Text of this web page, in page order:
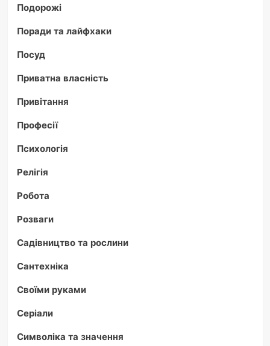
Подорожі
Поради та лайфхаки
Посуд
Приватна власність
Привітання
Професії
Психологія
Релігія
Робота
Розваги
Садівництво та рослини
Сантехніка
Своїми руками
Серіали
Символіка та значення